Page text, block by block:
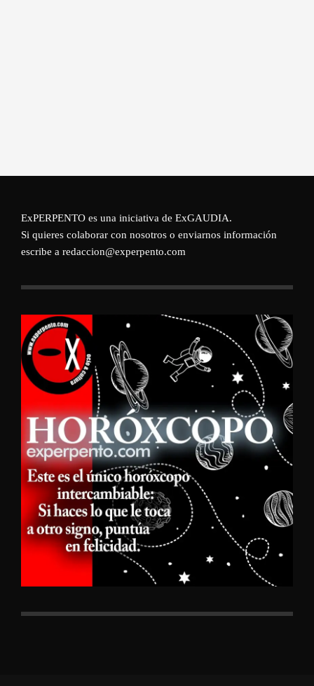
ExPERPENTO es una iniciativa de ExGAUDIA.
Si quieres colaborar con nosotros o enviarnos información
escribe a redaccion@experpento.com